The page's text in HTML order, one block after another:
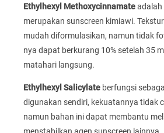
Ethylhexyl Methoxycinnamateadalah
merupakan sunscreen kimiawi.
mudah diformulasikan, namun tidak
nya dapat berkurang 10% setelah 35
matahari langsung.
Ethylhexyl Salicylate berfungsi
digunakan sendiri, kekuatannya tidak
namun bahan ini dapat membantu